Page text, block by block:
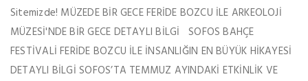
Sitemizde! MÜZEDE BİR GECE FERİDE BOZCU İLE ARKEOLOJİ
MÜZESİ'NDE BİR GECE DETAYLI BİLGİ SOFOS BAHÇE
FESTİVALİ FERİDE BOZCU İLE İNSANLIĞIN EN BÜYÜK HİKAYESİ
DETAYLI BİLGİ SOFOS’TA TEMMUZ AYINDAKİ ETKİNLİK VE